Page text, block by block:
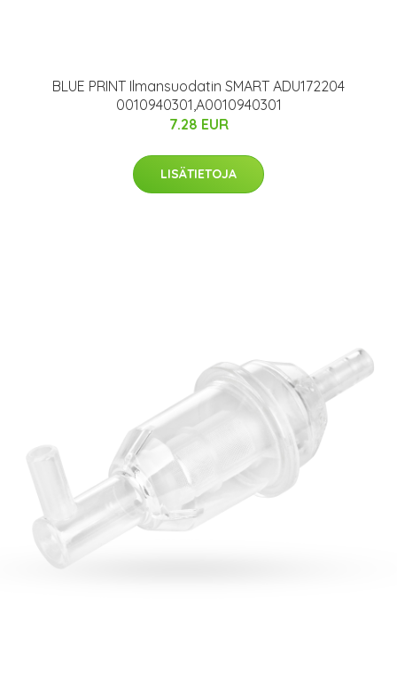
BLUE PRINT Ilmansuodatin SMART ADU172204
0010940301,A0010940301
7.28 EUR
LISÄTIETOJA